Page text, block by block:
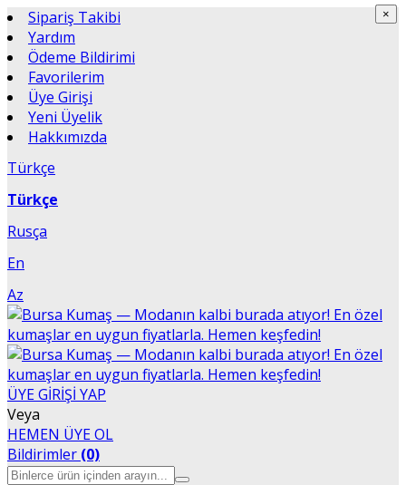
Sipariş Takibi
Yardım
Ödeme Bildirimi
Favorilerim
Üye Girişi
Yeni Üyelik
Hakkımızda
Türkçe
Türkçe
Rusça
En
Az
ÜYE GİRİŞİ YAP
Veya
HEMEN ÜYE OL
Bildirimler (0)
×
×